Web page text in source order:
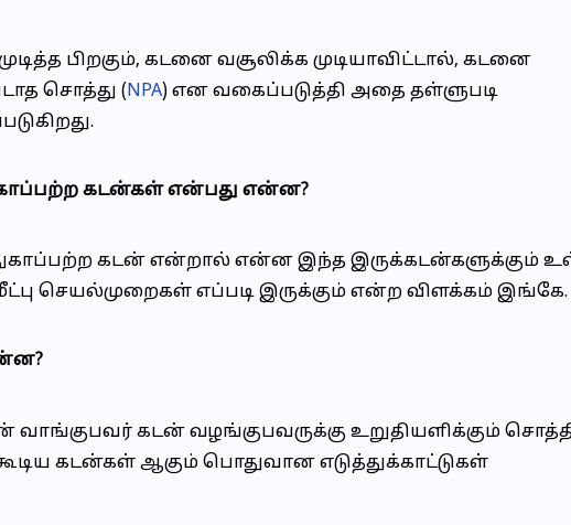
பிறகும், கடனை வசூலிக்க முடியாவிட்டால், கடனை
சொத்து (NPA) என வகைப்படுத்தி அதை தள்ளுபடி
கடன்கள் என்பது என்ன?
கடன் என்றால் என்ன இந்த இருக்கடன்களுக்கும்
செயல்முறைகள் எப்படி இருக்கும் என்ற விளக்கம் இங்கே.
?
வாங்குபவர் கடன் வழங்குபவருக்கு உறுதியளிக்கும்
கடன்கள் ஆகும் பொதுவான எடுத்துக்காட்டுகள்